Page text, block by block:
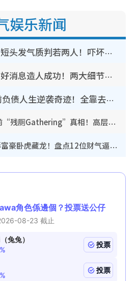
娱乐新闻
简淑儿染金发剪短头发气质判若两人！吓坏老公麦大力都认不出：“你做什么？”
汤洛雯传终于有好消息造人成功！两大细节曝孕味极浓引猜测：大肚婆先会咁！
五索亲揭10年前负债人生逆袭奇迹！全靠去一地方转运后即遇上马先生
林芊妤亲解12年前“残厕Gathering”真相！高层解约一句话重创尊严，至今拒返TVB
《爱·回家》隐形富豪卧虎藏龙！盘点12位财气逼人的有钱艺人：这位美女3亿身家不愁做